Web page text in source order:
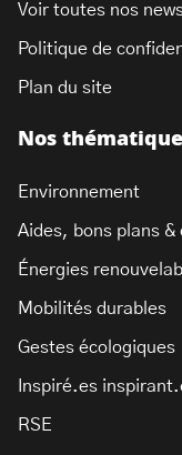
Nos
Environnement
Aides, bons plans &
Énergies
Mobilités durables
Gestes écologiques
Inspiré.es
RSE
Voir toutes nos
Politique de
Plan du site